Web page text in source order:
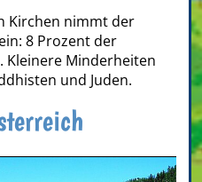
Kirchen nimmt der
8 Prozent der
. Kleinere Minderheiten
und Juden.